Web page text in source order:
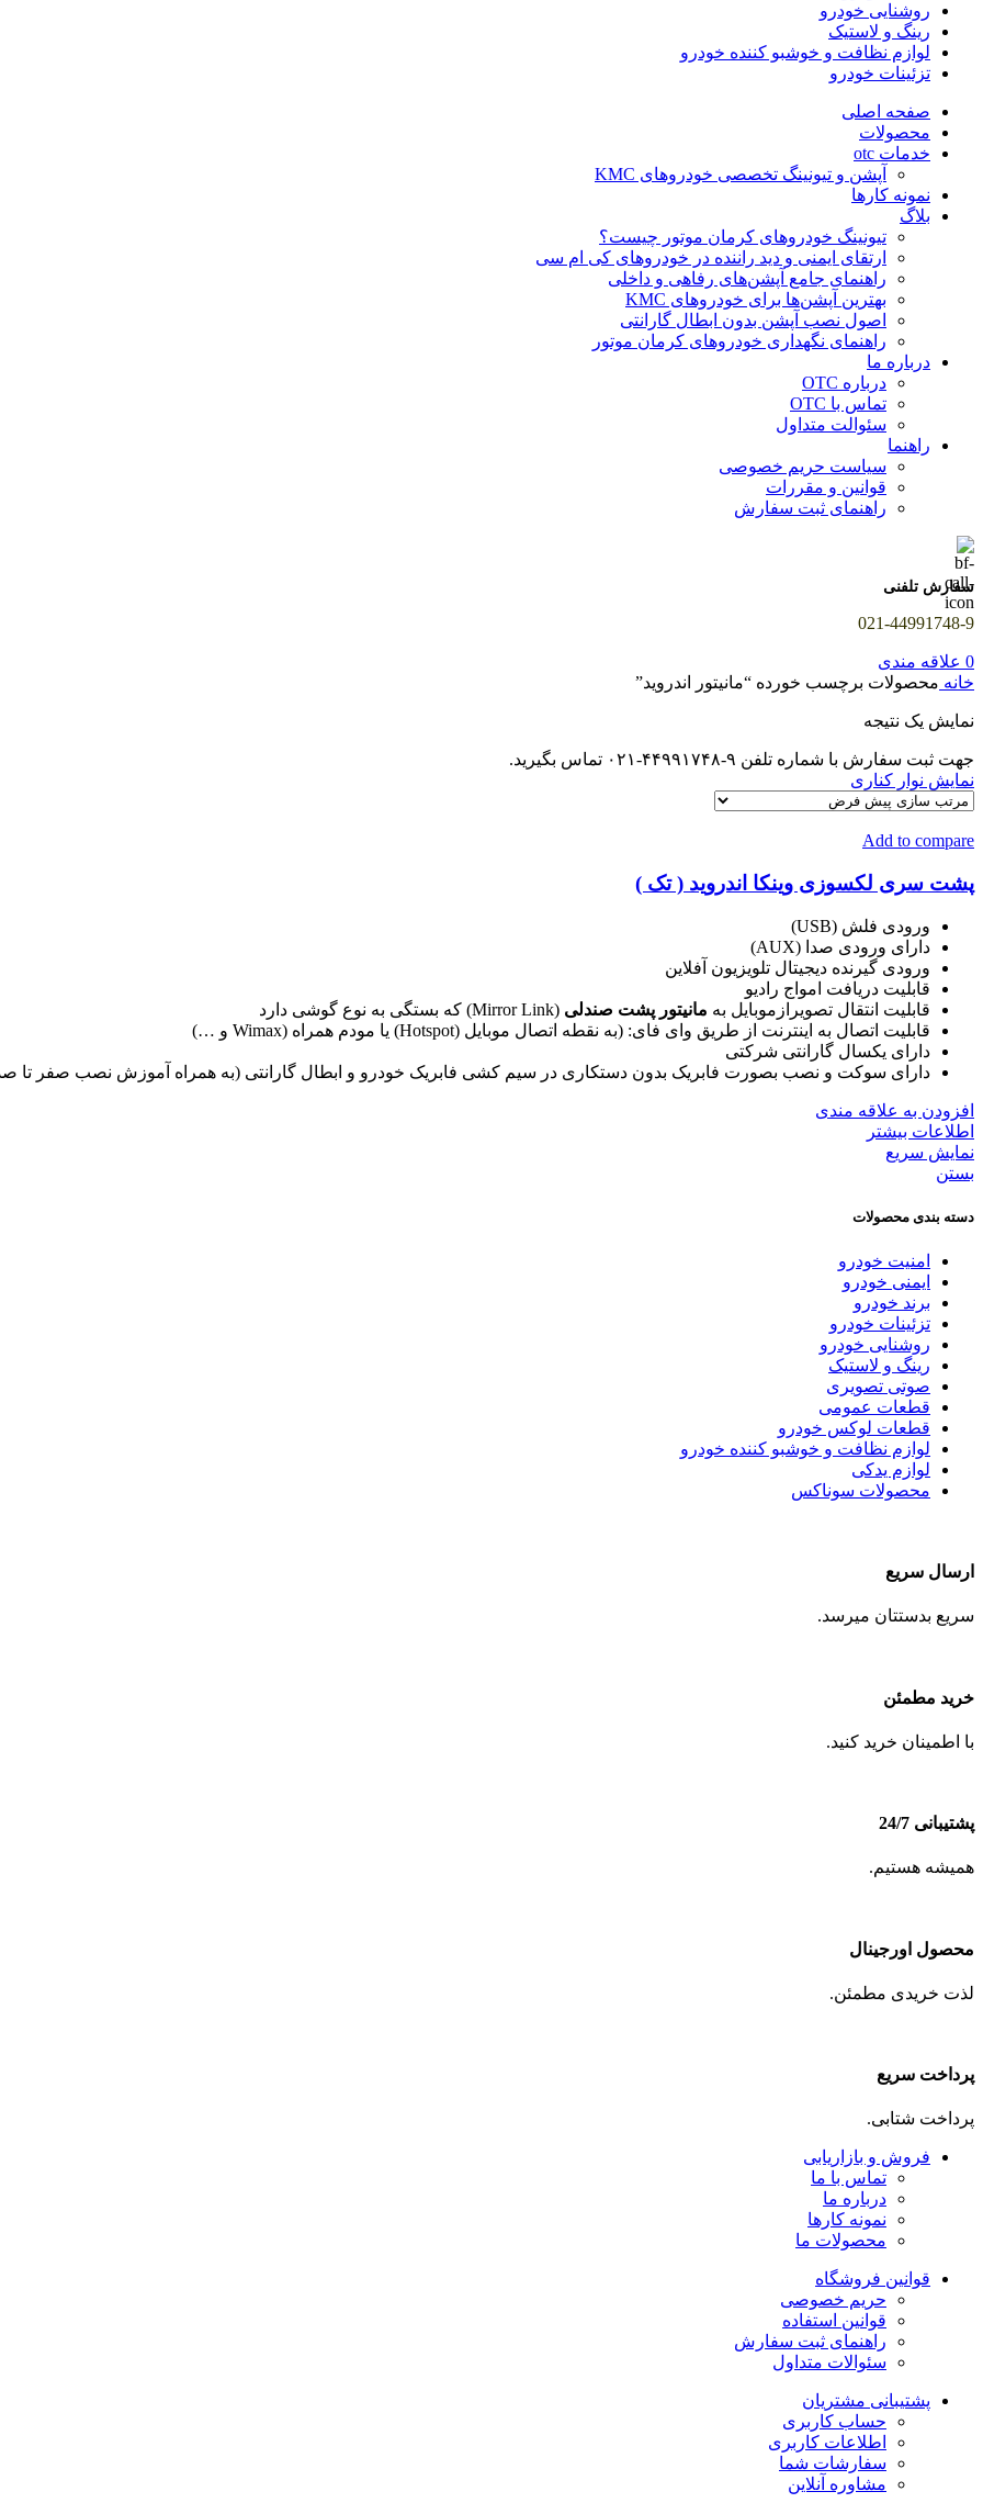
روشنایی خودرو
رینگ و لاستیک
لوازم نظافت و خوشبو کننده خودرو
تزئینات خودرو
صفحه اصلی
محصولات
خدمات otc
آپشن و تیونینگ تخصصی خودروهای KMC
نمونه کارها
بلاگ
تیونینگ خودروهای کرمان موتور چیست؟
ارتقای ایمنی و دید راننده در خودروهای کی ام سی
راهنمای جامع آپشن‌های رفاهی و داخلی
بهترین آپشن‌ها برای خودروهای KMC
اصول نصب آپشن بدون ابطال گارانتی
راهنمای نگهداری خودروهای کرمان موتور
درباره ما
درباره OTC
تماس با OTC
سئوالت متداول
راهنما
سیاست حریم خصوصی
قوانین و مقررات
راهنمای ثبت سفارش
سفارش تلفنی
021-44991748-9
0 علاقه مندی
خانه محصولات برچسب خورده “مانیتور اندروید”
نمایش یک نتیجه
جهت ثبت سفارش با شماره تلفن ۹-۴۴۹۹۱۷۴۸-۰۲۱ تماس بگیرید.
نمایش نوار کناری
Add to compare
پشت سری لکسوزی وینکا اندروید ( تک )
ورودی فلش (USB)
دارای ورودی صدا (AUX)
ورودی گیرنده دیجیتال تلویزیون آفلاین
قابلیت دریافت امواج رادیو
قابلیت انتقال تصویرازموبایل به مانیتور پشت صندلی (Mirror Link) که بستگی به نوع گوشی دارد
قابلیت اتصال به اینترنت از طریق وای فای: (به نقطه اتصال موبایل (Hotspot) یا مودم همراه (Wimax و …)
دارای یکسال گارانتی شرکتی
دارای سوکت و نصب بصورت فابریک بدون دستکاری در سیم کشی فابریک خودرو و ابطال گارانتی (به همراه آموزش نصب صفر تا
افزودن به علاقه مندی
اطلاعات بیشتر
نمایش سریع
بستن
دسته بندی محصولات
امنیت خودرو
ایمنی خودرو
برند خودرو
تزئینات خودرو
روشنایی خودرو
رینگ و لاستیک
صوتی تصویری
قطعات عمومی
قطعات لوکس خودرو
لوازم نظافت و خوشبو کننده خودرو
لوازم یدکی
محصولات سوناکس
ارسال سریع
سریع بدستتان میرسد.
خرید مطمئن
با اطمینان خرید کنید.
پشتیبانی 24/7
همیشه هستیم.
محصول اورجینال
لذت خریدی مطمئن.
پرداخت سریع
پرداخت شتابی.
فروش و بازاریابی
تماس با ما
درباره ما
نمونه کارها
محصولات ما
قوانین فروشگاه
حریم خصوصی
قوانین استفاده
راهنمای ثبت سفارش
سئوالات متداول
پشتیبانی مشتریان
حساب کاربری
اطلاعات کاربری
سفارشات شما
مشاوره آنلاین